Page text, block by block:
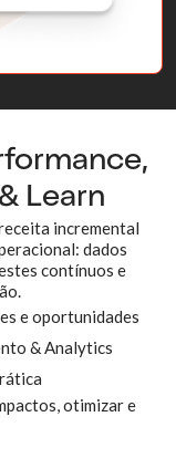
Learn
incremental
dados
contínuos e
e oportunidades
& Analytics
otimizar e